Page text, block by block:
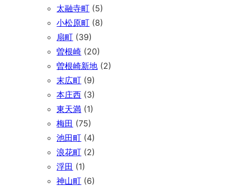
太融寺町 (5)
小松原町 (8)
扇町 (39)
曽根崎 (20)
曽根崎新地 (2)
末広町 (9)
本庄西 (3)
東天満 (1)
梅田 (75)
池田町 (4)
浪花町 (2)
浮田 (1)
神山町 (6)